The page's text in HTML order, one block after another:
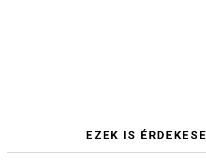
EZEK IS